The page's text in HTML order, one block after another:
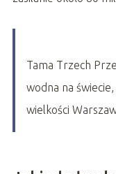
Tama Trzech
wodna na
wielkości